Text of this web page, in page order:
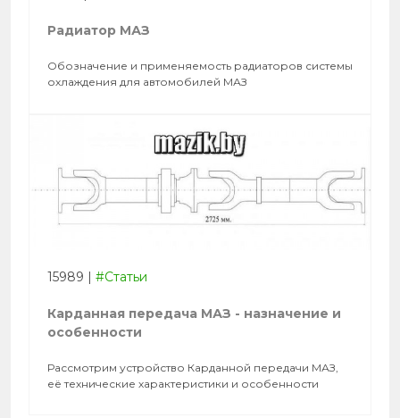
Радиатор МАЗ
Обозначение и применяемость радиаторов системы
охлаждения для автомобилей МАЗ
15989 | #Статьи
Карданная передача МАЗ - назначение и
особенности
Рассмотрим устройство Карданной передачи МАЗ,
её технические характеристики и особенности